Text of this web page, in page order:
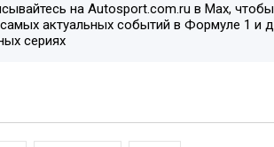
на Autosport.com.ru в Max,
актуальных событий в Формуле 1 и
сериях